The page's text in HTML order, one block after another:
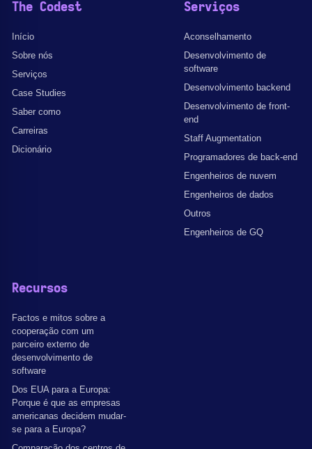
The Codest
Início
Sobre nós
Serviços
Case Studies
Saber como
Carreiras
Dicionário
Serviços
Aconselhamento
Desenvolvimento de
software
Desenvolvimento backend
Desenvolvimento de front-
end
Staff Augmentation
Programadores de back-end
Engenheiros de nuvem
Engenheiros de dados
Outros
Engenheiros de GQ
Recursos
Factos e mitos sobre a
cooperação com um
parceiro externo de
desenvolvimento de
software
Dos EUA para a Europa:
Porque é que as empresas
americanas decidem mudar-
se para a Europa?